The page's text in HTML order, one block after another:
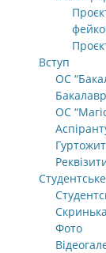
Вступ
ОС
ОС
Фото